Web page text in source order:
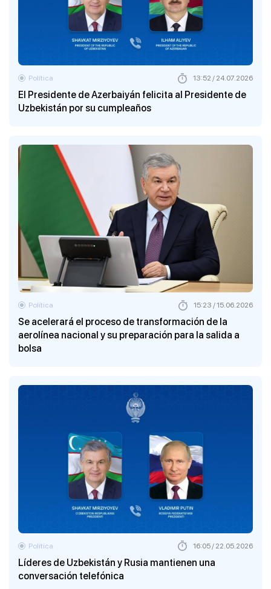
El Presidente de Azerbaiyán felicita al Presidente de
Uzbekistán por su cumpleaños
Política 13:52 / 24.07.2026
Se acelerará el proceso de transformación de la
aerolínea nacional y su preparación para la salida a
bolsa
Política 15:23 / 15.06.2026
Líderes de Uzbekistán y Rusia mantienen una
conversación telefónica
Política 16:05 / 22.05.2026